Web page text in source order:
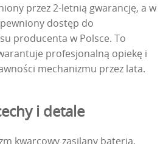
przez 2-letnią gwarancję, a w
dostęp do
producenta w Polsce. To
profesjonalną opiekę i
mechanizmu przez lata.
i detale
kwarcowy zasilany baterią,